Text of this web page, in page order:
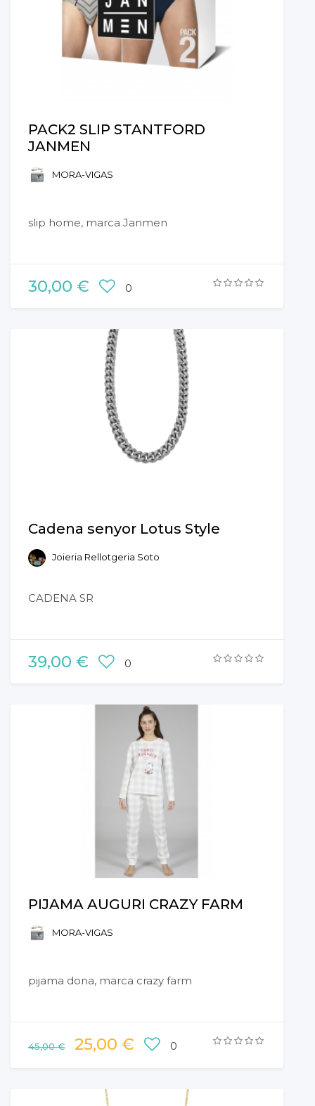
PACK2 SLIP STANTFORD
JANMEN
MORA-VIGAS
slip home, marca Janmen
30,00 € 0
Cadena senyor Lotus Style
Joieria Rellotgeria Soto
CADENA SR
39,00 € 0
PIJAMA AUGURI CRAZY FARM
MORA-VIGAS
pijama dona, marca crazy farm
45,00 € 25,00 € 0